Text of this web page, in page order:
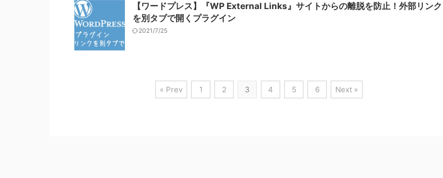
【ワードプレス】『WP External Links』サイトからの離脱を防止！外部リンク
を別タブで開くプラグイン
2021/7/25
« Prev 1 2 3 4 5 6 Next »